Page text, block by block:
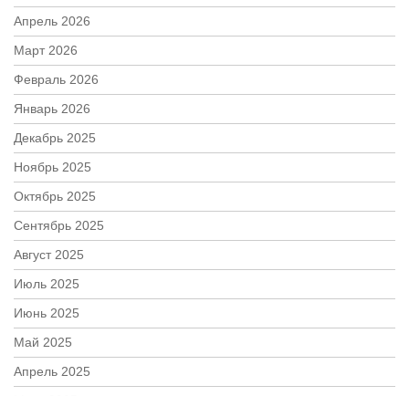
Апрель 2026
Март 2026
Февраль 2026
Январь 2026
Декабрь 2025
Ноябрь 2025
Октябрь 2025
Сентябрь 2025
Август 2025
Июль 2025
Июнь 2025
Май 2025
Апрель 2025